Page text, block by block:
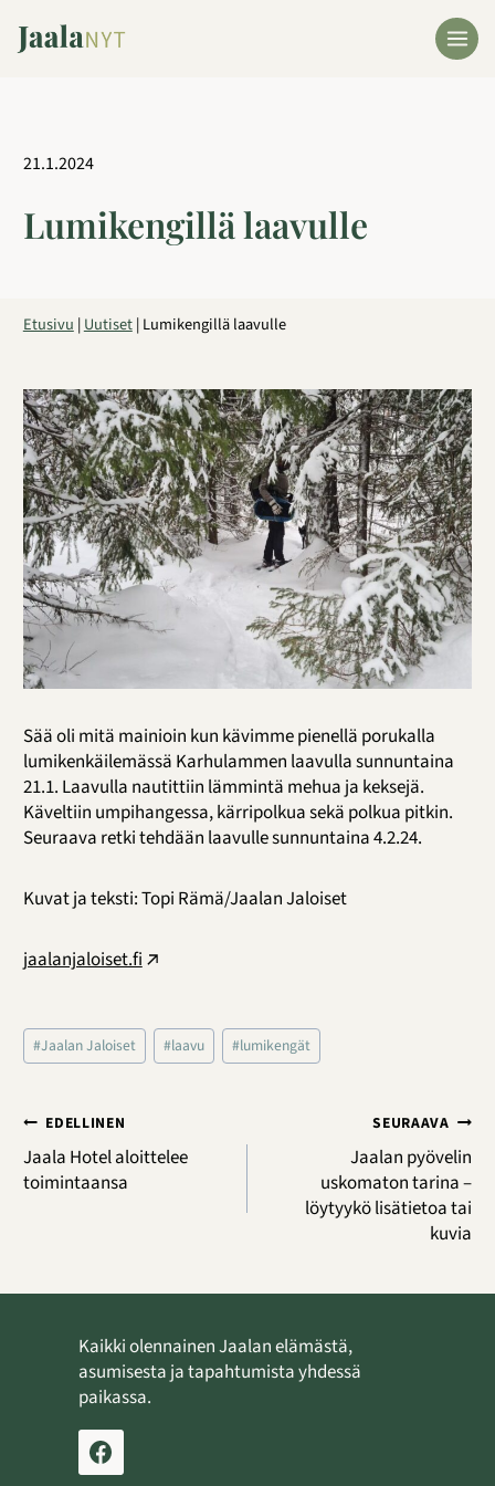
sisältöön
21.1.2024
Lumikengillä laavulle
Etusivu|Uutiset|Lumikengillä laavulle
Sää oli mitä mainioin kun kävimme pienellä porukalla
lumikenkäilemässä Karhulammen laavulla sunnuntaina
21.1. Laavulla nautittiin lämmintä mehua ja keksejä.
Käveltiin umpihangessa, kärripolkua sekä polkua pitkin.
Seuraava retki tehdään laavulle sunnuntaina 4.2.24.
Kuvat ja teksti: Topi Rämä/Jaalan Jaloiset
jaalanjaloiset.fi
Avainsanat:
#Jaalan Jaloiset #laavu #lumikengät
Artikkelien
selaus
EDELLINEN
Jaala Hotel aloittelee
toimintaansa
SEURAAVA
Jaalan pyövelin
uskomaton tarina –
löytyykö lisätietoa tai
kuvia
Kaikki olennainen Jaalan elämästä,
asumisesta ja tapahtumista yhdessä
paikassa.